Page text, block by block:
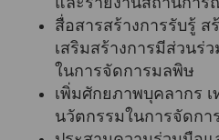
สื่อสารสร้างการรับรู้ ส
เสริมสร้างการมีส่วนร่
ในการจัดการมลพิษ
เพิ่มศักยภาพบุคลากร
นวัตกรรมในการจัดก